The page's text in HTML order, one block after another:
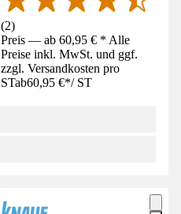
(2)
Preis — ab 60,95 € * Alle
Preise inkl. MwSt. und ggf.
zzgl. Versandkosten pro
STab60,95 €*/ ST